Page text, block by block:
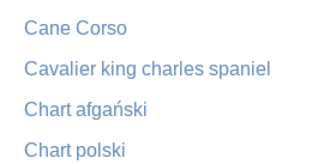
Cane Corso
Cavalier king charles spaniel
Chart afgański
Chart polski